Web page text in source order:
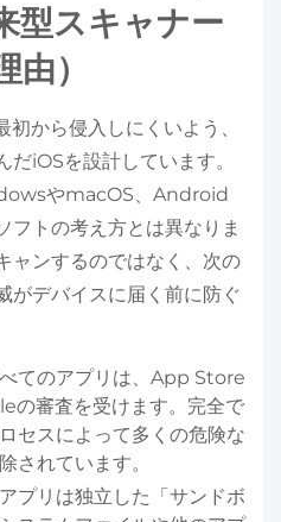
型スキャナー
）
から侵入しにくいよう、
iOSを設計しています。
やmacOS、Android
フトの考え方とは異なりま
ャンするのではなく、次の
がデバイスに届く前に防ぐ
べてのアプリは、App Store
の審査を受けます。完全で
セスによって多くの危険な
されています。
プリは独立した「サンドボ